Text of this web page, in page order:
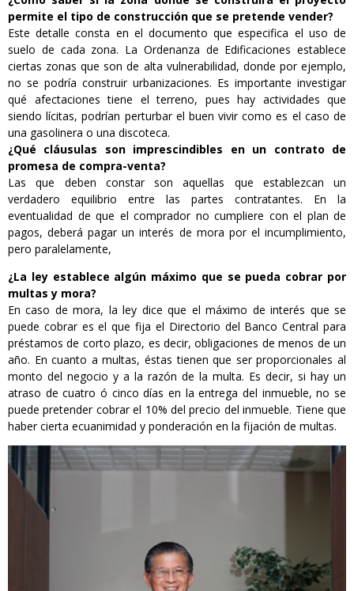
permite el tipo de construcción que se pretende vender?
Este detalle consta en el documento que especifica el uso de
suelo de cada zona. La Ordenanza de Edificaciones establece
ciertas zonas que son de alta vulnerabilidad, donde por ejemplo,
no se podría construir urbanizaciones. Es importante investigar
qué afectaciones tiene el terreno, pues hay actividades que
siendo lícitas, podrían perturbar el buen vivir como es el caso de
una gasolinera o una discoteca.
¿Qué cláusulas son imprescindibles en un contrato de
promesa de compra-venta?
Las que deben constar son aquellas que establezcan un
verdadero equilibrio entre las partes contratantes. En la
eventualidad de que el comprador no cumpliere con el plan de
pagos, deberá pagar un interés de mora por el incumplimiento,
pero paralelamente,
¿La ley establece algún máximo que se pueda cobrar por
multas y mora?
En caso de mora, la ley dice que el máximo de interés que se
puede cobrar es el que fija el Directorio del Banco Central para
préstamos de corto plazo, es decir, obligaciones de menos de un
año. En cuanto a multas, éstas tienen que ser proporcionales al
monto del negocio y a la razón de la multa. Es decir, si hay un
atraso de cuatro ó cinco días en la entrega del inmueble, no se
puede pretender cobrar el 10% del precio del inmueble. Tiene que
haber cierta ecuanimidad y ponderación en la fijación de multas.